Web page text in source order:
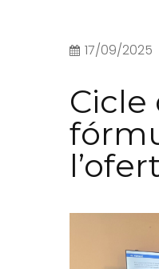
17/09/2025
Cicle